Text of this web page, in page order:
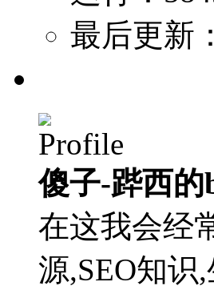
最后更新
傻子-跸西的
在这我会经
源,SEO知识